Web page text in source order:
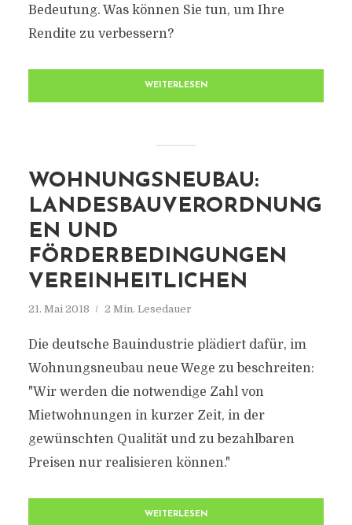
Bedeutung. Was können Sie tun, um Ihre
Rendite zu verbessern?
WEITERLESEN
WOHNUNGSNEUBAU:
LANDESBAUVERORDNUNG
EN UND
FÖRDERBEDINGUNGEN
VEREINHEITLICHEN
21. Mai 2018 2 Min. Lesedauer
Die deutsche Bauindustrie plädiert dafür, im
Wohnungsneubau neue Wege zu beschreiten:
"Wir werden die notwendige Zahl von
Mietwohnungen in kurzer Zeit, in der
gewünschten Qualität und zu bezahlbaren
Preisen nur realisieren können."
WEITERLESEN